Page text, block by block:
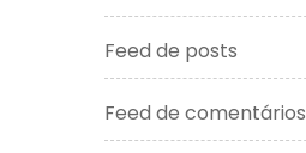
Feed de posts
Feed de comentários